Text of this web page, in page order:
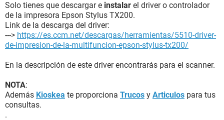
Solo tienes que descargar e instalar el driver o controlador
de la impresora Epson Stylus TX200.
Link de la descarga del driver:
---> https://es.ccm.net/descargas/herramientas/5510-driver-
de-impresion-de-la-multifuncion-epson-stylus-tx200/
En la descripción de este driver encontrarás para el scanner.
NOTA:
Además Kioskea te proporciona Trucos y Articulos para tus
consultas.
.